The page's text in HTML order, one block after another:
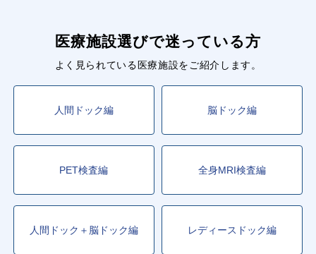
医療施設選びで迷っている方
よく見られている医療施設をご紹介します。
人間ドック編 脳ドック編
PET検査編 全身MRI検査編
人間ドック＋脳ドック編 レディースドック編